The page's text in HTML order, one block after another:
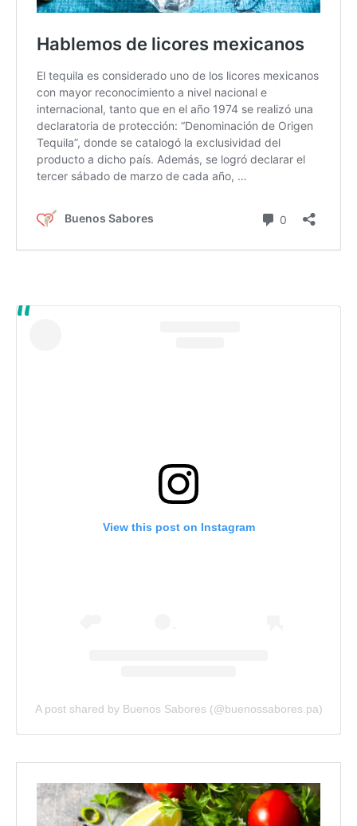
View this post on Instagram
A post shared by Buenos Sabores (@buenossabores.pa)